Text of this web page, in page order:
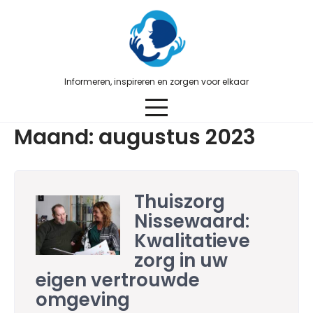
Informeren, inspireren en zorgen voor elkaar
Maand: augustus 2023
Thuiszorg
Nissewaard:
Kwalitatieve
zorg in uw
eigen vertrouwde
omgeving